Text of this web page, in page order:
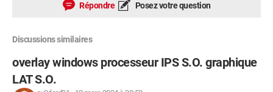
Répondre Posez votre question
Discussions similaires
overlay windows processeur IPS S.O. graphique
LAT S.O.